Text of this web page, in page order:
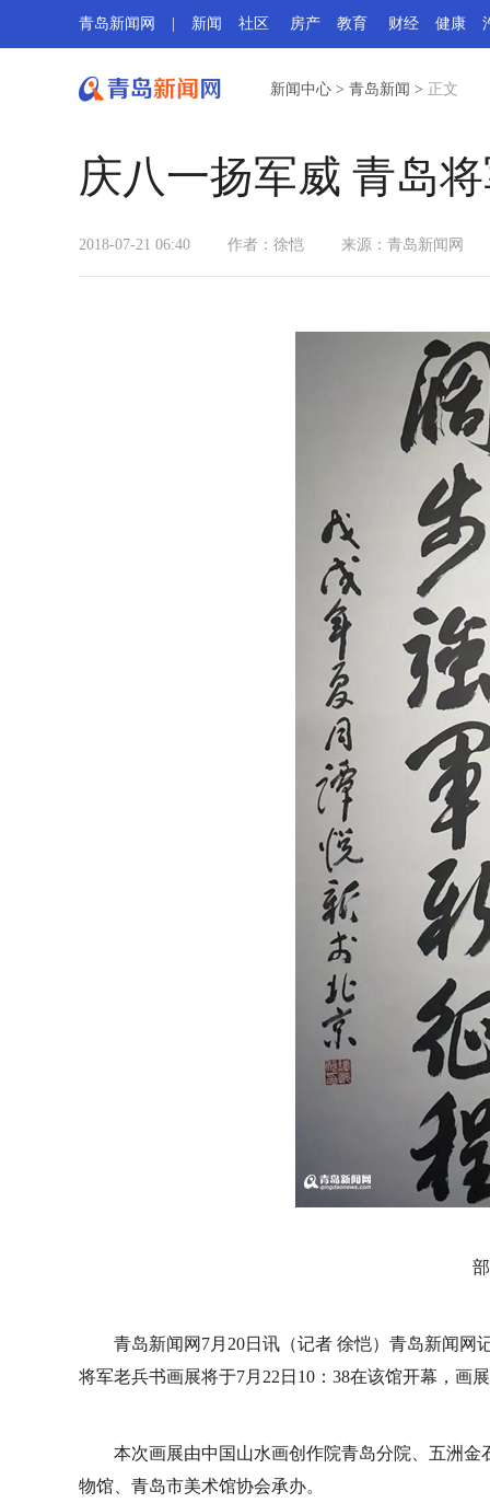
青岛新闻网 新闻 社区 房产 教育 财经 健康
新闻中心 > 青岛新闻 > 正文
庆八一扬军威 青岛
2018-07-21 06:40 作者：徐恺 来源： 青岛新闻网
青岛新闻网7月20日讯（记者 徐恺）青岛新闻网
将军老兵书画展将于7月22日10：38在该馆开幕，画
本次画展由中国山水画创作院青岛分院、五洲
物馆、青岛市美术馆协会承办。